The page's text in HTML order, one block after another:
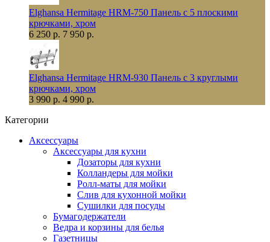
Elghansa Hermitage HRM-750 Панель с 5 плоскими
крючками, хром
6 250 р. 7 950 р.
Elghansa Hermitage HRM-930 Панель с 3 круглыми
крючками, хром
3 990 р. 4 990 р.
Категории
Аксессуары
Аксессуары для кухни
Дозаторы для кухни
Колландеры для мойки
Ролл-маты для мойки
Слив для кухонной мойки
Сушилки для посуды
Бумагодержатели
Ведра и корзины для белья
Газетницы